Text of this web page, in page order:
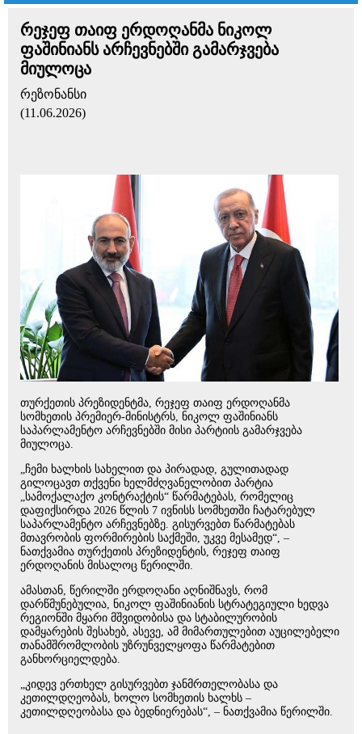
რეჯეფ თაიფ ერდოღანმა ნიკოლ
ფაშინიანს არჩევნებში გამარჯვება
მიულოცა
რეზონანსი
(11.06.2026)
თურქეთის პრეზიდენტმა, რეჯეფ თაიფ ერდოღანმა
სომხეთის პრემიერ-მინისტრს, ნიკოლ ფაშინიანს
საპარლამენტო არჩევნებში მისი პარტიის გამარჯვება
მიულოცა.
„ჩემი ხალხის სახელით და პირადად, გულითადად
გილოცავთ თქვენი ხელმძღვანელობით პარტია
„სამოქალაქო კონტრაქტის“ წარმატებას, რომელიც
დაფიქსირდა 2026 წლის 7 ივნისს სომხეთში ჩატარებულ
საპარლამენტო არჩევნებზე. გისურვებთ წარმატებას
მთავრობის ფორმირების საქმეში, უკვე მესამედ“, –
ნათქვამია თურქეთის პრეზიდენტის, რეჯეფ თაიფ
ერდოღანის მისალოც წერილში.
ამასთან, წერილში ერდოღანი აღნიშნავს, რომ
დარწმუნებულია, ნიკოლ ფაშინიანის სტრატეგიული ხედვა
რეგიონში მყარი მშვიდობისა და სტაბილურობის
დამყარების შესახებ, ასევე, ამ მიმართულებით აუცილებელი
თანამშრომლობის უზრუნველყოფა წარმატებით
განხორციელდება.
„კიდევ ერთხელ გისურვებთ ჯანმრთელობასა და
კეთილდღეობას, ხოლო სომხეთის ხალხს –
კეთილდღეობასა და ბედნიერებას“, – ნათქვამია წერილში.